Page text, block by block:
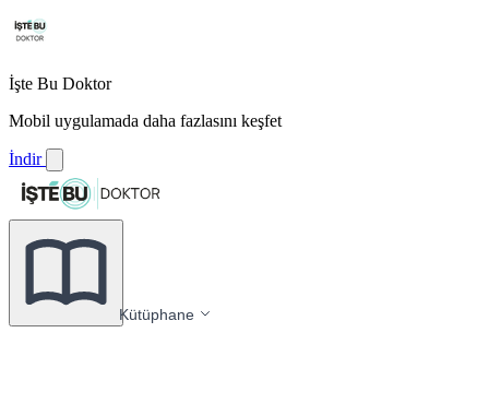
İşte Bu Doktor
Mobil uygulamada daha fazlasını keşfet
İndir
Kütüphane